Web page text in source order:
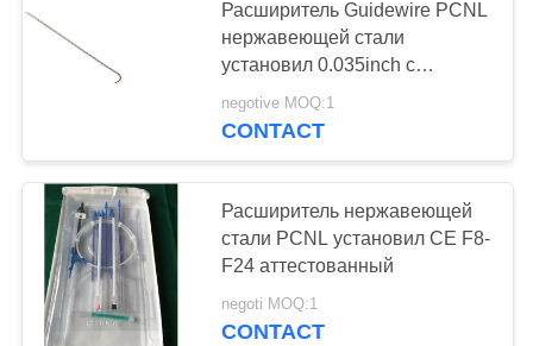
Гуйдевире
покрытый ПТФЭ
Расширитель Guidewire PCNL
нержавеющей стали
установил 0.035inch с
проводом с сердечником
Nitinol
negotive MOQ:1
CONTACT
Расширитель нержавеющей
стали PCNL установил CE F8-
F24 аттестованный
negoti MOQ:1
CONTACT